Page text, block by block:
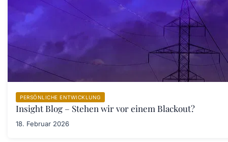
PERSÖNLICHE ENTWICKLUNG
Insight Blog – Stehen wir vor einem Blackout?
18. Februar 2026